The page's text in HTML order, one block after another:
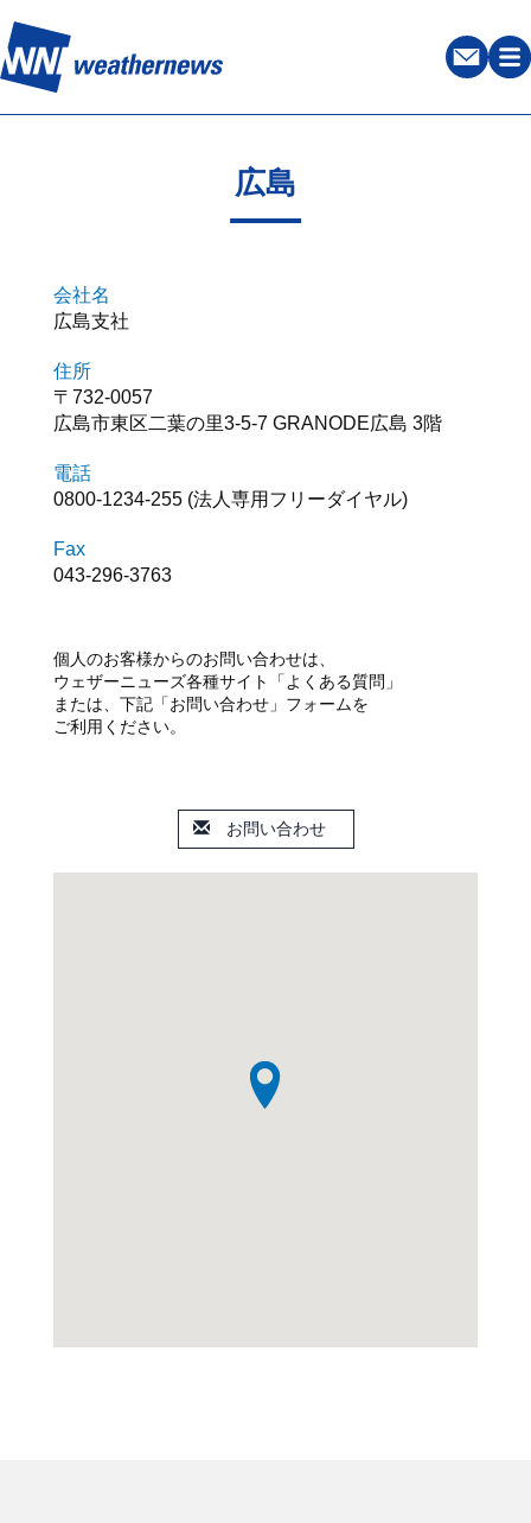
広島
会社名
広島支社
住所
〒732-0057
広島市東区二葉の里3-5-7 GRANODE広島 3階
電話
0800-1234-255 (法人専用フリーダイヤル)
Fax
043-296-3763
個人のお客様からのお問い合わせは、
ウェザーニューズ各種サイト「よくある質問」
または、下記「お問い合わせ」フォームを
ご利用ください。
お問い合わせ